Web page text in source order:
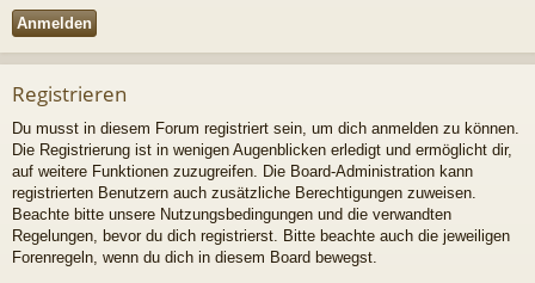
Registrieren
Du musst in diesem Forum registriert sein, um dich anmelden zu können.
Die Registrierung ist in wenigen Augenblicken erledigt und ermöglicht dir,
auf weitere Funktionen zuzugreifen. Die Board-Administration kann
registrierten Benutzern auch zusätzliche Berechtigungen zuweisen.
Beachte bitte unsere Nutzungsbedingungen und die verwandten
Regelungen, bevor du dich registrierst. Bitte beachte auch die jeweiligen
Forenregeln, wenn du dich in diesem Board bewegst.